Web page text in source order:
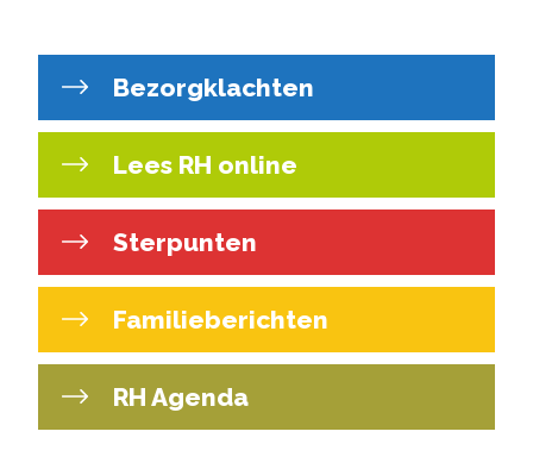
Bezorgklachten
Lees RH online
Sterpunten
Familieberichten
RH Agenda